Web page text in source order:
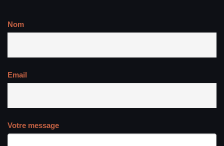
Nom
Email
Votre message